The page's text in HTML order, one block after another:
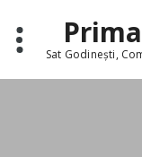
contentSat Godinești,